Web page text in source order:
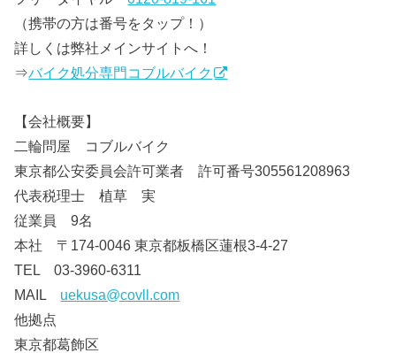
（携帯の方は番号をタップ！）
詳しくは弊社メインサイトへ！
⇒バイク処分専門コブルバイク
【会社概要】
二輪問屋 コブルバイク
東京都公安委員会許可業者 許可番号305561208963
代表税理士 植草 実
従業員 9名
本社 〒174-0046 東京都板橋区蓮根3-4-27
TEL 03-3960-6311
MAIL uekusa@covll.com
他拠点
東京都葛飾区